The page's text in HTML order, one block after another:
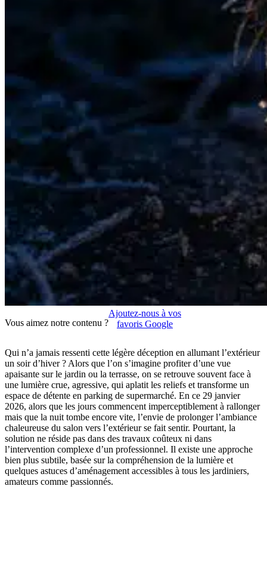
Vous aimez notre contenu ?
Ajoutez-nous à vos
favoris Google
Qui n’a jamais ressenti cette légère déception en allumant l’extérieur
un soir d’hiver ? Alors que l’on s’imagine profiter d’une vue
apaisante sur le jardin ou la terrasse, on se retrouve souvent face à
une lumière crue, agressive, qui aplatit les reliefs et transforme un
espace de détente en parking de supermarché. En ce 29 janvier
2026, alors que les jours commencent imperceptiblement à rallonger
mais que la nuit tombe encore vite, l’envie de prolonger l’ambiance
chaleureuse du salon vers l’extérieur se fait sentir. Pourtant, la
solution ne réside pas dans des travaux coûteux ni dans
l’intervention complexe d’un professionnel. Il existe une approche
bien plus subtile, basée sur la compréhension de la lumière et
quelques astuces d’aménagement accessibles à tous les jardiniers,
amateurs comme passionnés.